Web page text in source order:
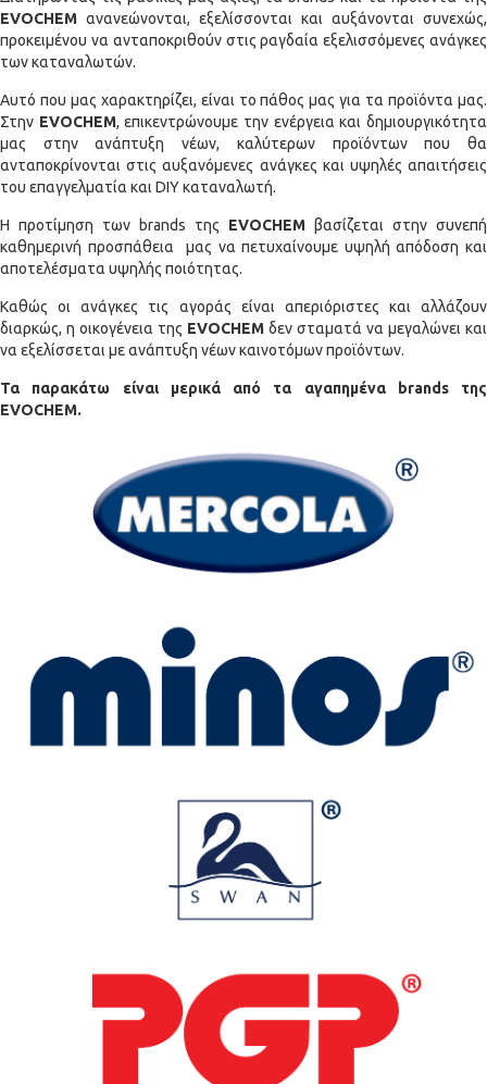
EVOCHEM ανανεώνονται, εξελίσσονται και αυξάνονται συνεχώς,
προκειμένου να ανταποκριθούν στις ραγδαία εξελισσόμενες ανάγκες
των καταναλωτών.
Αυτό που μας χαρακτηρίζει, είναι το πάθος μας για τα προϊόντα μας.
Στην EVOCHEM, επικεντρώνουμε την ενέργεια και δημιουργικότητα
μας στην ανάπτυξη νέων, καλύτερων προϊόντων που θα
ανταποκρίνονται στις αυξανόμενες ανάγκες και υψηλές απαιτήσεις
του επαγγελματία και DIY καταναλωτή.
Η προτίμηση των brands της EVOCHEM βασίζεται στην συνεπή
καθημερινή προσπάθεια μας να πετυχαίνουμε υψηλή απόδοση και
αποτελέσματα υψηλής ποιότητας.
Καθώς οι ανάγκες τις αγοράς είναι απεριόριστες και αλλάζουν
διαρκώς, η οικογένεια της EVOCHEM δεν σταματά να μεγαλώνει και
να εξελίσσεται με ανάπτυξη νέων καινοτόμων προϊόντων.
Τα παρακάτω είναι μερικά από τα αγαπημένα brandsτης
EVOCHEM.